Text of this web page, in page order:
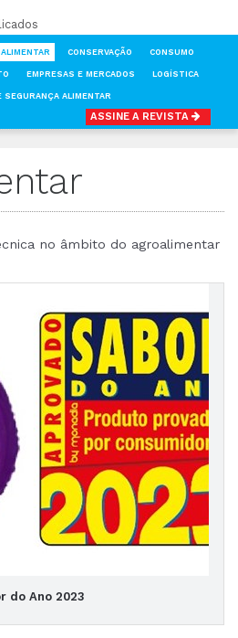
CONSERVAÇÃO CONSUMO
EMPRESAS E MERCADOS LOGÍSTICA
SEGURANÇA ALIMENTAR
ASSINE A REVISTA
no âmbito do agroalimentar
do Ano 2023